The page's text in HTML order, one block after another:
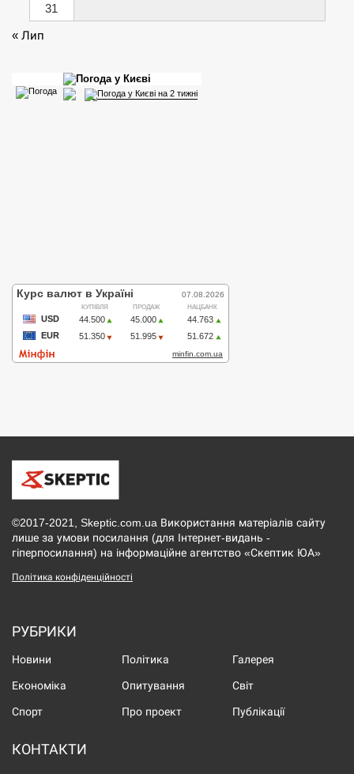
31
« Лип
©2017-2021, Skeptic.com.ua Використання матеріалів сайту
лише за умови посилання (для Інтернет-видань -
гіперпосилання) на інформаційне агентство «Скептик ЮА»
Політика конфіденційності
РУБРИКИ
Новини Політика Галерея
Економіка Опитування Світ
Спорт Про проект Публікації
КОНТАКТИ